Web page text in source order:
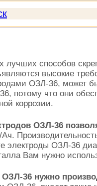
лучших способов
высокие
ОЗЛ-36, может
потому что они
коррозии.
ОЗЛ-36
Ач.
электроды ОЗЛ-36
Вам нужно
36 нужно